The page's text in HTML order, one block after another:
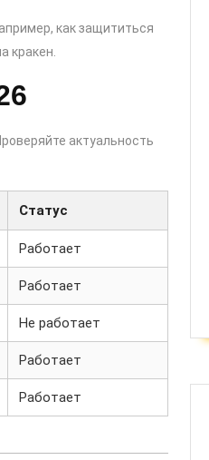
как защититься
кракен.
актуальность
Статус
Работает
Работает
Не работает
Работает
Работает